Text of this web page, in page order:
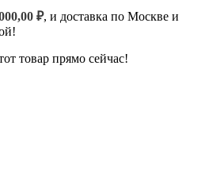
₽, и доставка по Москве и
товар прямо сейчас!